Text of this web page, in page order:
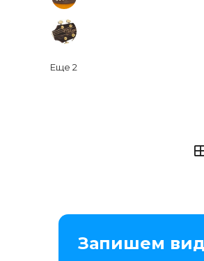
Еще 2
Запишем